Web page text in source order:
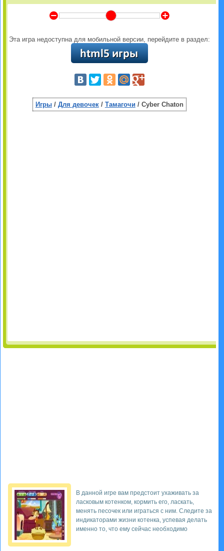
Y Z
Эта игра недоступна для мобильной версии, перейдите в раздел:
Игры/ Для девочек/ Тамагочи / Cyber Chaton
В данной игре вам предстоит ухаживать за
ласковым котенком, кормить его, ласкать,
менять песочек или играться с ним. Следите за
индикаторами жизни котенка, успевая делать
именно то, что ему сейчас необходимо